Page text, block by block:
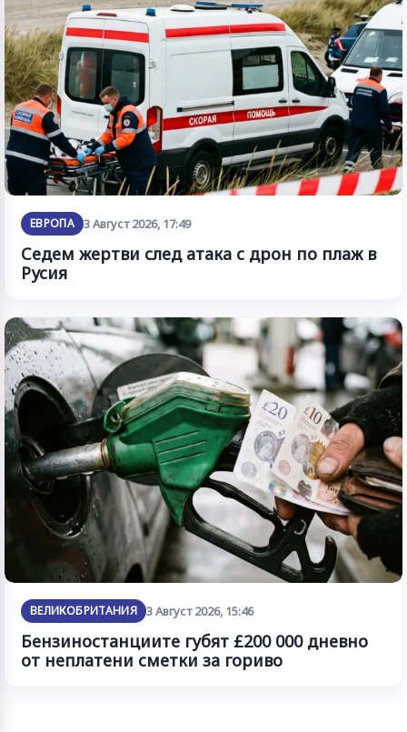
ЕВРОПА 3 Август 2026, 17:49
Седем жертви след атака с дрон по плаж в
Русия
ВЕЛИКОБРИТАНИЯ 3 Август 2026, 15:46
Бензиностанциите губят £200 000 дневно
от неплатени сметки за гориво